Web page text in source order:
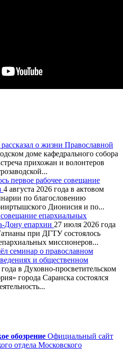
о жизни Православной
доме кафедрального собора
прихожан и волонтеров
первое рабочее совещание
4 августа 2026 года в актовом
по благословению
Дионисия и по...
епархиальных
Дону епархии 27 июля 2026 года
при ДГТУ состоялось
миссионеров...
семинар о православном
и общественном
в Духовно-просветительском
города Саранска состоялся
обозрение Официальный сайт
отдела Московского